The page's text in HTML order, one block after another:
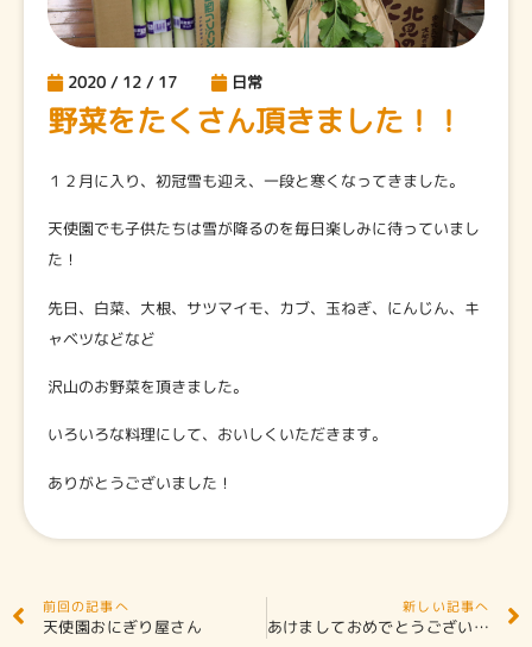
2020 / 12 / 17 日常
野菜をたくさん頂きました！！
１２月に入り、初冠雪も迎え、一段と寒くなってきました。
天使園でも子供たちは雪が降るのを毎日楽しみに待っていまし
た！
先日、白菜、大根、サツマイモ、カブ、玉ねぎ、にんじん、キ
ャベツなどなど
沢山のお野菜を頂きました。
いろいろな料理にして、おいしくいただきます。
ありがとうございました！
前回の記事へ
天使園おにぎり屋さん
新しい記事へ
あけましておめでとうございます！！